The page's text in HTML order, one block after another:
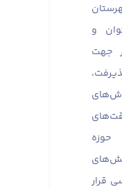
و
جهت
حوزه
قرار